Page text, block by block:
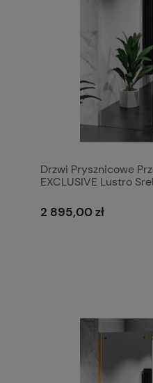
Drzwi Prysznicowe
EXCLUSIVE Lustro
2 895,00 zł